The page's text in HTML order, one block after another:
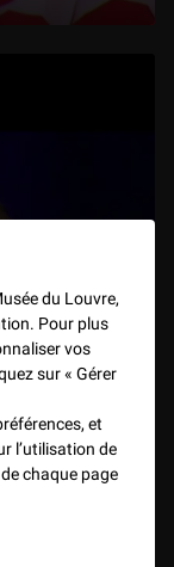
du Louvre,
Pour plus
vos
sur « Gérer
et
l’utilisation de
chaque page
des biens